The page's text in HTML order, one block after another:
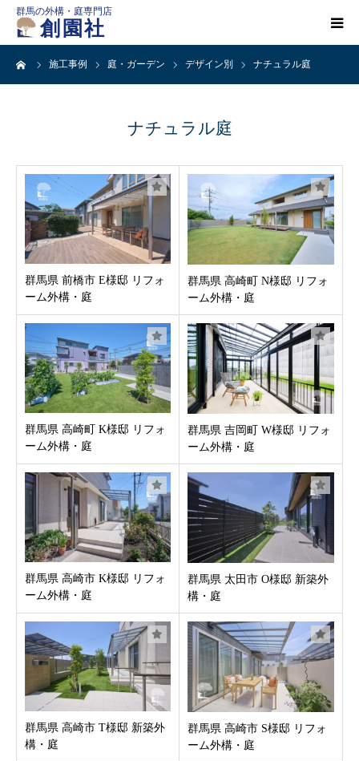
群馬の外構・庭専門店
創園社
施工事例 庭・ガーデン デザイン別 ナチュラル庭
ナチュラル庭
群馬県 前橋市 E様邸 リフォ
ーム外構・庭
群馬県 高崎町 N様邸 リフォ
ーム外構・庭
群馬県 高崎町 K様邸 リフォ
ーム外構・庭
群馬県 吉岡町 W様邸 リフォ
ーム外構・庭
群馬県 高崎市 K様邸 リフォ
ーム外構・庭
群馬県 太田市 O様邸 新築外
構・庭
群馬県 高崎市 T様邸 新築外
構・庭
群馬県 高崎市 S様邸 リフォ
ーム外構・庭
HOME
施工事例一覧
店舗案内
会社概要
創園社とは
お客様の声
新着情報
お問合せ